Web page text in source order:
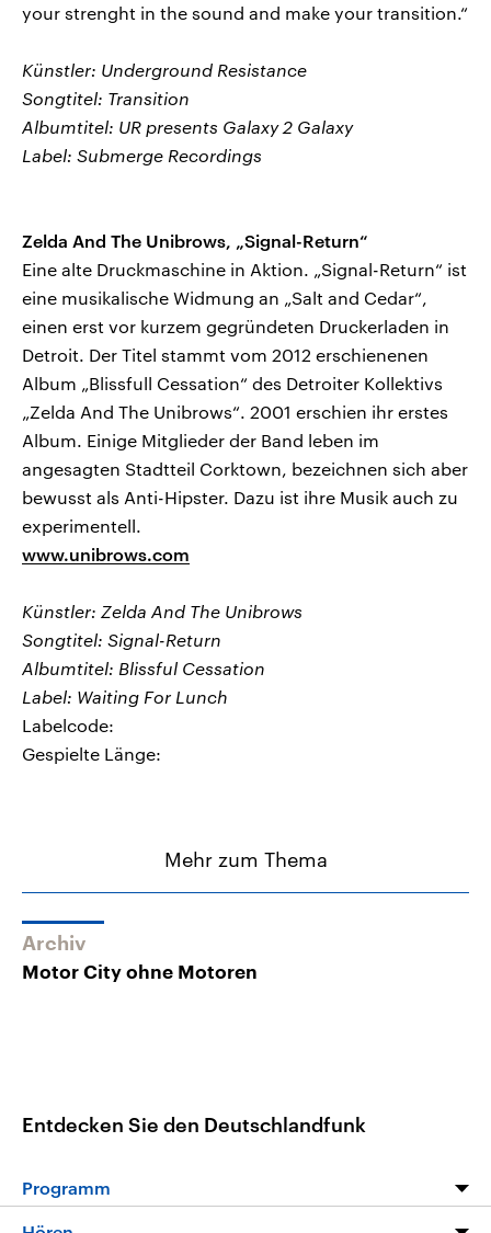
your strenght in the sound and make your transition.“
Künstler: Underground Resistance
Songtitel: Transition
Albumtitel: UR presents Galaxy 2 Galaxy
Label: Submerge Recordings
Zelda And The Unibrows, „Signal-Return“
Eine alte Druckmaschine in Aktion. „Signal-Return“ ist
eine musikalische Widmung an „Salt and Cedar“,
einen erst vor kurzem gegründeten Druckerladen in
Detroit. Der Titel stammt vom 2012 erschienenen
Album „Blissfull Cessation“ des Detroiter Kollektivs
„Zelda And The Unibrows“. 2001 erschien ihr erstes
Album. Einige Mitglieder der Band leben im
angesagten Stadtteil Corktown, bezeichnen sich aber
bewusst als Anti-Hipster. Dazu ist ihre Musik auch zu
experimentell.
www.unibrows.com
Künstler: Zelda And The Unibrows
Songtitel: Signal-Return
Albumtitel: Blissful Cessation
Label: Waiting For Lunch
Labelcode:
Gespielte Länge:
Mehr zum Thema
Archiv
Motor City ohne Motoren
Entdecken Sie den Deutschlandfunk
Programm
Programm